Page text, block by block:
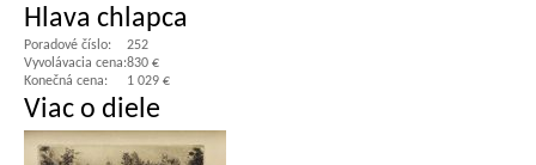
Hlava chlapca
Poradové číslo:
252
Vyvolávacia cena:830 €
Konečná cena:
1 029 €
Viac o diele